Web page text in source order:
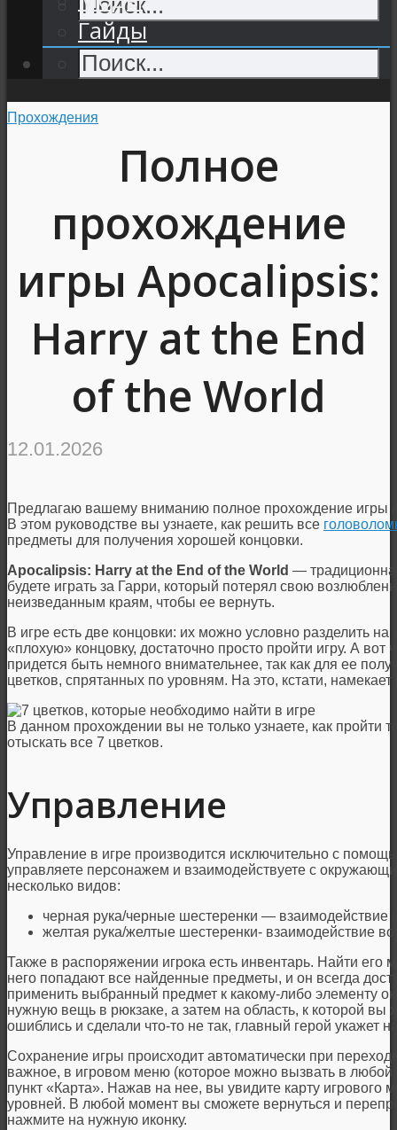
Гайды
Прохождения
Полное
прохождение
игры Apocalipsis:
Harry at the End
of the World
12.01.2026
Предлагаю вашему вниманию полное прохождение игры
В этом руководстве вы узнаете, как решить все
предметы для получения хорошей концовки.
Apocalipsis: Harry at the End of the World —
будете играть за Гарри, который потерял свою
неизведанным краям, чтобы ее вернуть.
В игре есть две концовки: их можно условно разделить
«плохую» концовку, достаточно просто пройти игру. А вот
придется быть немного внимательнее, так как для ее
цветков, спрятанных по уровням. На это, кстати,
В данном прохождении вы не только узнаете, как пройти
отыскать все 7 цветков.
Управление
Управление в игре производится исключительно с
управляете персонажем и взаимодействуете с
несколько видов:
черная рука/черные шестеренки — взаимодействие
желтая рука/желтые шестеренки- взаимодействие
Также в распоряжении игрока есть инвентарь. Найти его
него попадают все найденные предметы, и он всегда
применить выбранный предмет к какому-либо элементу
нужную вещь в рюкзаке, а затем на область, к которой вы
ошиблись и сделали что-то не так, главный герой укажет
Сохранение игры происходит автоматически при
важное, в игровом меню (которое можно вызвать в
пункт «Карта». Нажав на нее, вы увидите карту игрового
уровней. В любой момент вы сможете вернуться и
нажмите на нужную иконку.